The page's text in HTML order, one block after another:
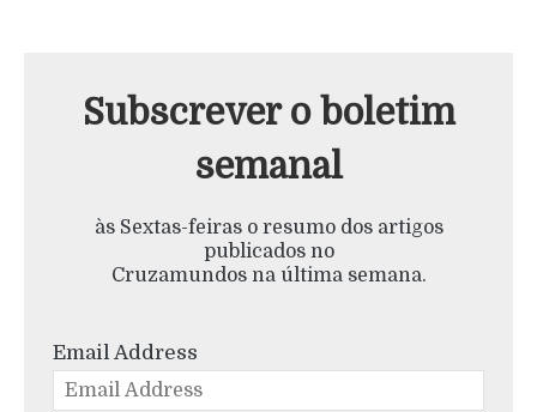
Subscrever o boletim
semanal
às Sextas-feiras o resumo dos artigos
publicados no
Cruzamundos na última semana.
Email Address